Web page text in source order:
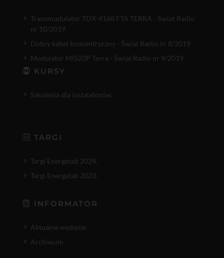
Transmodulator TDX-4168 FTA TERRA - Świat Radio
nr 10/2019
Dobry kabel koncentryczny - Świat Radio nr 8/2019
Modulator MI520P Terra - Świat Radio nr 9/2019
KURSY
Szkolenia dla instalatorów
TARGI
Targi Energetab 2024.
Targi Energetab 2023.
INFORMATOR
Aktualne wydanie
Archiwum